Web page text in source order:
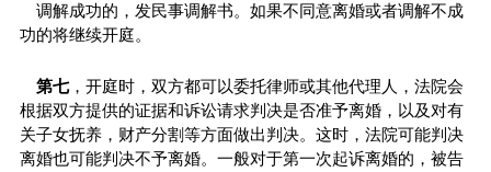
调解成功的，发民事调解书。如果不同意离婚或者调解不成
功的将继续开庭。
第七，开庭时，双方都可以委托律师或其他代理人，法院会
根据双方提供的证据和诉讼请求判决是否准予离婚，以及对有
关子女抚养，财产分割等方面做出判决。这时，法院可能判决
离婚也可能判决不予离婚。一般对于第一次起诉离婚的，被告